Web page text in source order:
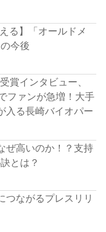
る】「オールドメ
今後
賞インタビュー、
ファンが急増！大手
入る長崎バイオパー
ぜ高いのか！？支持
とは？
つながるプレスリリ